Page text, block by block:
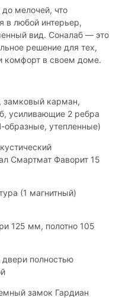
мелочей, что
в любой интерьер,
вид. Соналаб — это
решение для тех,
комфорт в своем доме.
замковый карман,
усиливающие 2 ребра
образные, утепленные)
Смартмат Фаворит 15
(1 магнитный)
125 мм, полотно 105
двери полностью
замок Гардиан